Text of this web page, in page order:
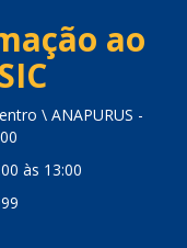
ao
\ ANAPURUS -
às 13:00